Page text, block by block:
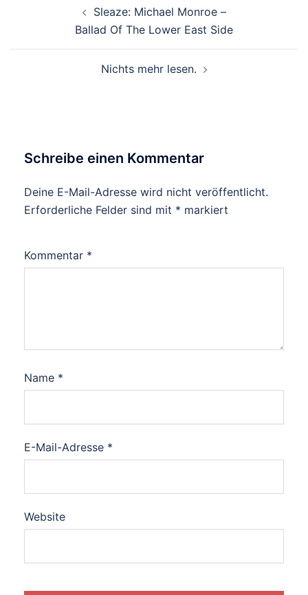
Sleaze: Michael Monroe –
Ballad Of The Lower East Side
Nichts mehr lesen.
Schreibe einen Kommentar
Deine E-Mail-Adresse wird nicht veröffentlicht.
Erforderliche Felder sind mit * markiert
Kommentar *
Name *
E-Mail-Adresse *
Website